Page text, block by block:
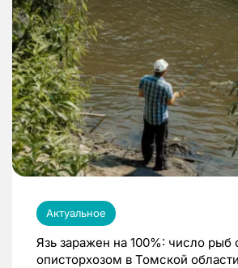
Актуальное
Язь заражен на 100%: число рыб
описторхозом в Томской